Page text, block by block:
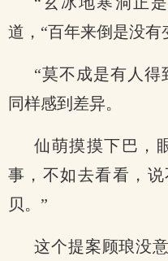
道，“百年来倒是没有
“莫不成是有人得
同样感到差异。
仙萌摸摸下巴，
事，不如去看看，
贝。”
这个提案顾琅没